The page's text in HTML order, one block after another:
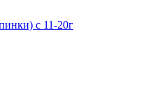
с 11-20г